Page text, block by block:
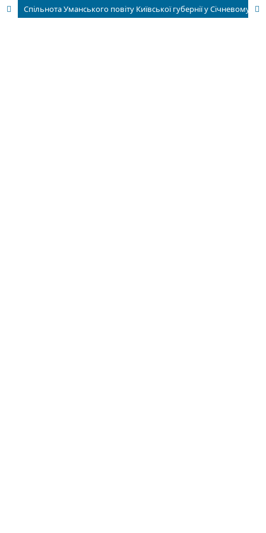
Спільнота Уманського повіту Київської губернії у Січневому повстанні 1863—1864 рр.